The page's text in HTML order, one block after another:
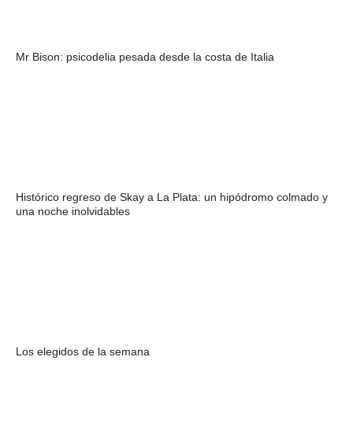
Mr Bison: psicodelia pesada desde la costa de Italia
Histórico regreso de Skay a La Plata: un hipódromo colmado y
una noche inolvidables
Los elegidos de la semana